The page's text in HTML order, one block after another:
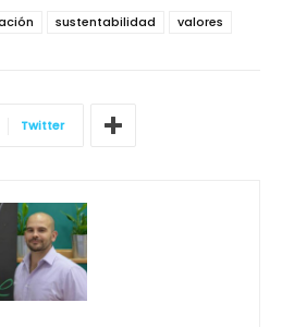
sustentabilidad valores
Twitter